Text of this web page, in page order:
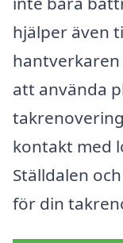
hjälper även
att använda
kontakt med
Ställdalen
för din